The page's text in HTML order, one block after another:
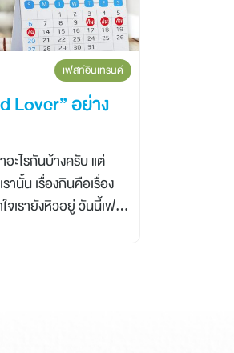
เฟสท์อินเทรนด์
Lover” อย่าง
ะไรกันบ้างครับ แต่
านั้น เรื่องกินคือเรื่อง
เรายังหิวอยู่ วันนี้เฟสท์